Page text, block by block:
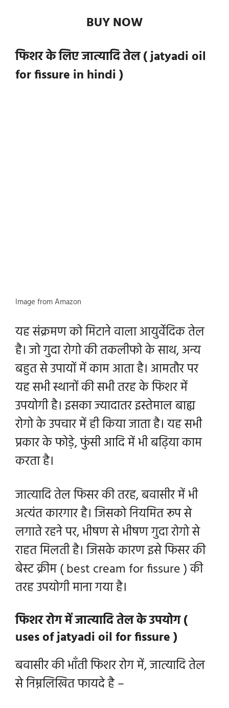
BUY NOW
फिशर के लिएजात्यादितेल ( jatyadi oil
for fissure in hindi )
Image from Amazon
यह संक्रमण को मिटाने वाला आयुर्वेदिक तेल
है। जो गुदा रोगो की तकलीफो के साथ, अन्य
बहुत से उपायों में काम आता है। आमतौर पर
यह सभी स्थानों की सभी तरह के फिशर में
उपयोगी है। इसका ज्यादातर इस्तेमाल बाह्य
रोगो के उपचार में ही किया जाता है। यह सभी
प्रकार के फोड़े, फुंसी आदि में भी बढ़िया काम
करता है।
जात्यादि तेल फिसर की तरह, बवासीर में भी
अत्यंत कारगार है। जिसको नियमित रूप से
लगाते रहने पर, भीषण से भीषण गुदा रोगो से
राहत मिलती है। जिसके कारण इसे फिसर की
बेस्ट क्रीम ( best cream for fissure ) की
तरह उपयोगी माना गया है।
फिशर रोग में जात्यादि तेल के उपयोग (
uses of jatyadi oil for fissure )
बवासीर की भाँती फिशर रोग में, जात्यादि तेल
से निम्नलिखित फायदे है –